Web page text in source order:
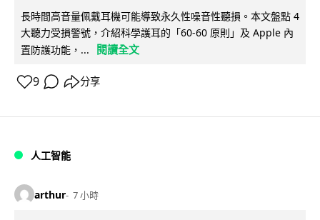
長時間高音量佩戴耳機可能導致永久性噪音性聽損。本文盤點 4
大聽力受損警號，介紹科學護耳的「60-60 原則」及 Apple 內
置防護功能，...
閱讀全文
9 分享
人工智能
arthur 7 小時